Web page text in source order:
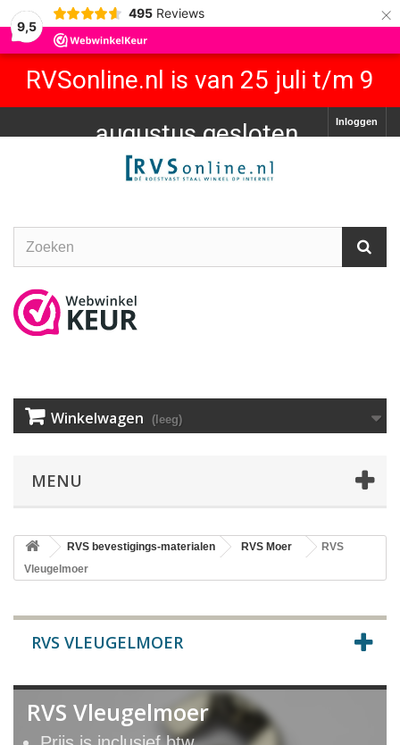
9,5
495 Reviews ×
RVSonline.nl is van 25 juli t/m 9
augustus gesloten.
Inloggen
Winkelwagen (leeg)
MENU
RVS bevestigings-materialen RVS Moer
RVS
Vleugelmoer
RVS VLEUGELMOER
RVS Vleugelmoer